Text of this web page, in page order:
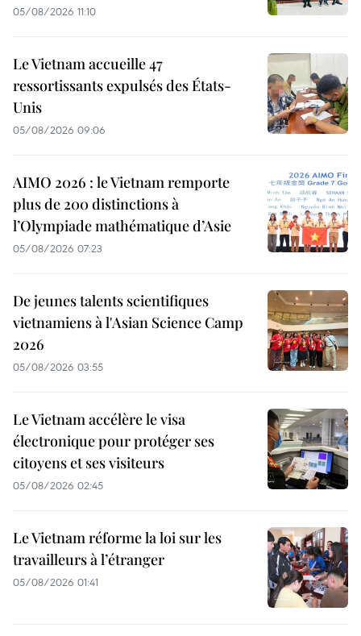
05/08/2026 11:10
Le Vietnam accueille 47
ressortissants expulsés des États-
Unis
05/08/2026 09:06
AIMO 2026 : le Vietnam remporte
plus de 200 distinctions à
l’Olympiade mathématique d’Asie
05/08/2026 07:23
De jeunes talents scientifiques
vietnamiens à l'Asian Science Camp
2026
05/08/2026 03:55
Le Vietnam accélère le visa
électronique pour protéger ses
citoyens et ses visiteurs
05/08/2026 02:45
Le Vietnam réforme la loi sur les
travailleurs à l’étranger
05/08/2026 01:41